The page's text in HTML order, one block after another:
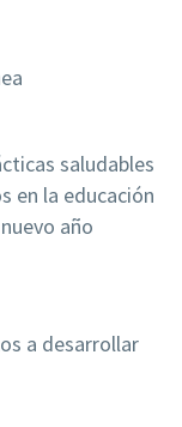
saludables
en la educación
año
a desarrollar